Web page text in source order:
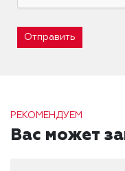
Отправить
РЕКОМЕНДУЕМ
Вас может